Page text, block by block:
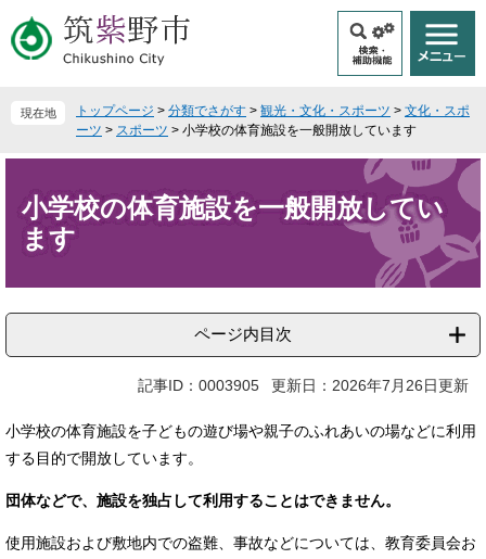
ー
ジ
ニ
ュ
現在地 トップページ > 分類でさがす > 観光・文化・スポーツ > 文化・スポ
ーツ > スポーツ > 小学校の体育施設を一般開放しています
小学校の体育施設を一般開放してい
ます
ページ内目次
記事ID：0003905 更新日：2026年7月26日更新
小学校の体育施設を子どもの遊び場や親子のふれあいの場などに利用
する目的で開放しています。
団体などで、施設を独占して利用することはできません。
使用施設および敷地内での盗難、事故などについては、教育委員会お